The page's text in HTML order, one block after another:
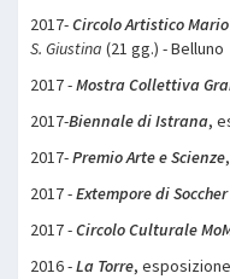
2017-Circolo Artistico
S. Giustina (21 gg.) - Belluno
2017 -Mostra Collettiva
2017-Biennale di Istrana,
2017-Premio Arte e Scienze
2017 -Extempore di Soccher
2017 -Circolo Culturale
2016 -La Torre,